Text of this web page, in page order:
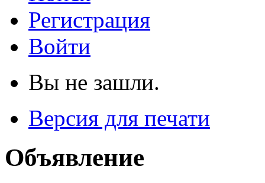
Регистрация
Войти
Вы не зашли.
Версия для печати
Объявление